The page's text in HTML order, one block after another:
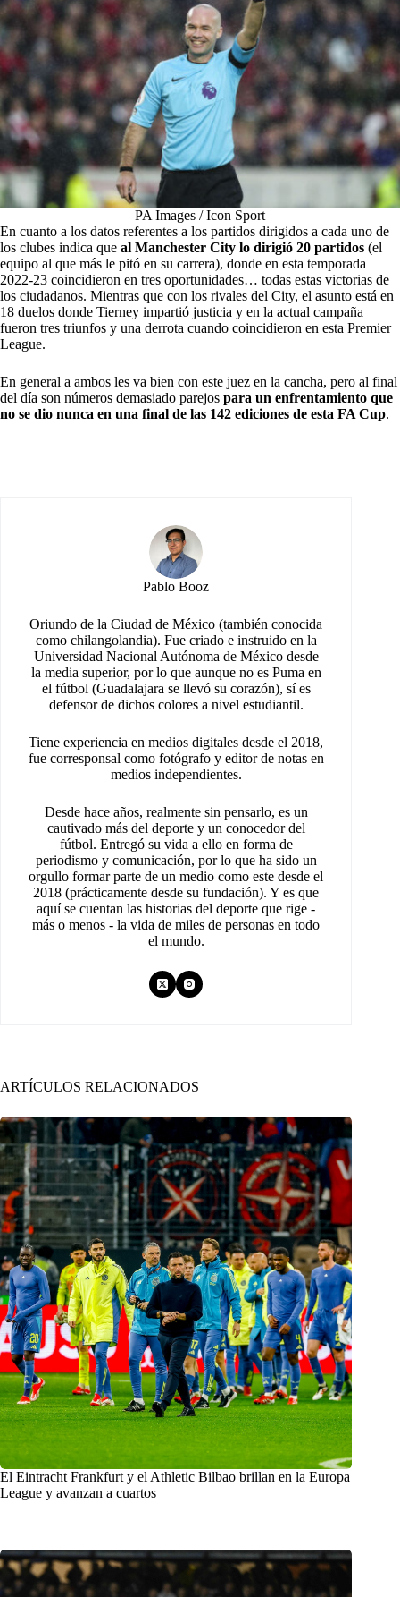
PA Images / Icon Sport
En cuanto a los datos referentes a los partidos dirigidos a cada uno de
los clubes indica que al Manchester City lo dirigió 20 partidos (el
equipo al que más le pitó en su carrera), donde en esta temporada
2022-23 coincidieron en tres oportunidades… todas estas victorias de
los ciudadanos. Mientras que con los rivales del City, el asunto está en
18 duelos donde Tierney impartió justicia y en la actual campaña
fueron tres triunfos y una derrota cuando coincidieron en esta Premier
League.
En general a ambos les va bien con este juez en la cancha, pero al final
del día son números demasiado parejos para un enfrentamiento que
no se dio nunca en una final de las 142 ediciones de esta FA Cup.
Pablo Booz
Oriundo de la Ciudad de México (también conocida
como chilangolandia). Fue criado e instruido en la
Universidad Nacional Autónoma de México desde
la media superior, por lo que aunque no es Puma en
el fútbol (Guadalajara se llevó su corazón), sí es
defensor de dichos colores a nivel estudiantil.
Tiene experiencia en medios digitales desde el 2018,
fue corresponsal como fotógrafo y editor de notas en
medios independientes.
Desde hace años, realmente sin pensarlo, es un
cautivado más del deporte y un conocedor del
fútbol. Entregó su vida a ello en forma de
periodismo y comunicación, por lo que ha sido un
orgullo formar parte de un medio como este desde el
2018 (prácticamente desde su fundación). Y es que
aquí se cuentan las historias del deporte que rige -
más o menos - la vida de miles de personas en todo
el mundo.
ARTÍCULOS RELACIONADOS
El Eintracht Frankfurt y el Athletic Bilbao brillan en la Europa
League y avanzan a cuartos